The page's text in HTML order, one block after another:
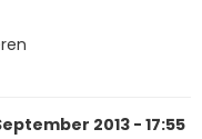
2013 - 17:55